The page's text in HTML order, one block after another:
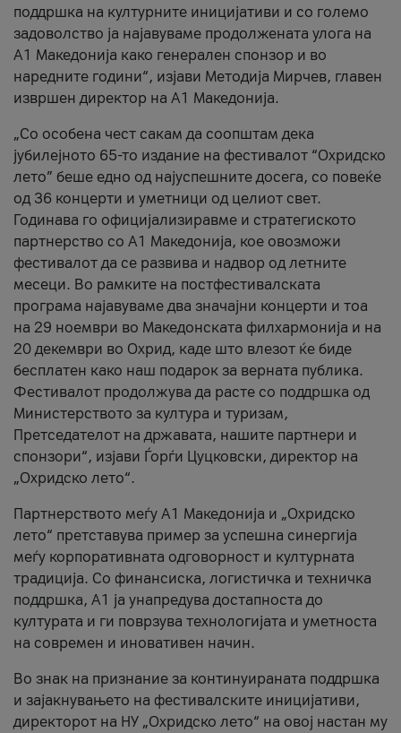
поддршка на културните иницијативи и со големо
задоволство ја најавуваме продолжената улога на
A1 Македонија како генерален спонзор и во
наредните години“, изјави Методија Мирчев, главен
извршен директор на A1 Македонија.
„Со особена чест сакам да соопштам дека
јубилејното 65-то издание на фестивалот “Охридско
лето” беше едно од најуспешните досега, со повеќе
од 36 концерти и уметници од целиот свет.
Годинава го официјализиравме и стратегиското
партнерство со А1 Македонија, кое овозможи
фестивалот да се развива и надвор од летните
месеци. Во рамките на постфестивалската
програма најавуваме два значајни концерти и тоа
на 29 ноември во Македонската филхармонија и на
20 декември во Охрид, каде што влезот ќе биде
бесплатен како наш подарок за верната публика.
Фестивалот продолжува да расте со поддршка од
Министерството за култура и туризам,
Претседателот на државата, нашите партнери и
спонзори“, изјави Ѓорѓи Цуцковски, директор на
„Охридско лето“.
Партнерството меѓу A1 Македонија и „Охридско
лето“ претставува пример за успешна синергија
меѓу корпоративната одговорност и културната
традиција. Со финансиска, логистичка и техничка
поддршка, A1 ја унапредува достапноста до
културата и ги поврзува технологијата и уметноста
на современ и иновативен начин.
Во знак на признание за континуираната поддршка
и зајакнувањето на фестивалските иницијативи,
директорот на НУ „Охридско лето“ на овој настан му